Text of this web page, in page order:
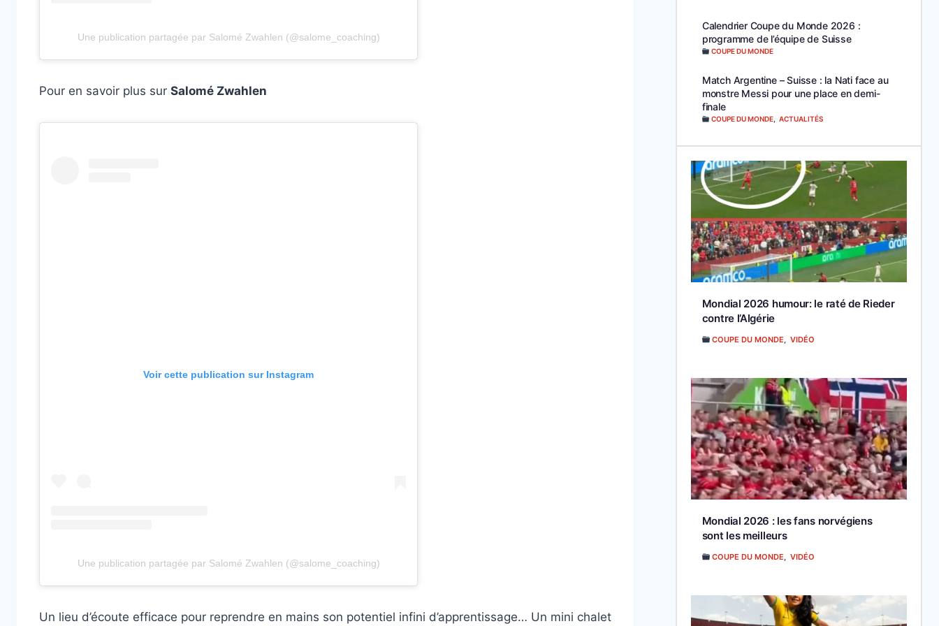
Une publication partagée par Salomé Zwahlen (@salome_coaching)
Pour en savoir plus sur Salomé Zwahlen
Voir cette publication sur Instagram
Une publication partagée par Salomé Zwahlen (@salome_coaching)
Un lieu d’écoute efficace pour reprendre en mains son potentiel infini d’apprentissage… Un mini chalet
Calendrier Coupe du Monde 2026 :
programme de l’équipe de Suisse
COUPE DU MONDE
Match Argentine – Suisse : la Nati face au
monstre Messi pour une place en demi-
finale
COUPE DU MONDE, ACTUALITÉS
Mondial 2026 humour: le raté de Rieder
contre l’Algérie
COUPE DU MONDE VIDÉO
Mondial 2026 : les fans norvégiens
sont les meilleurs
COUPE DU MONDE VIDÉO